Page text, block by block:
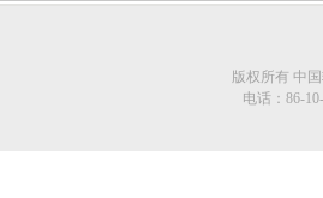
版权所有 中国
电话：86-